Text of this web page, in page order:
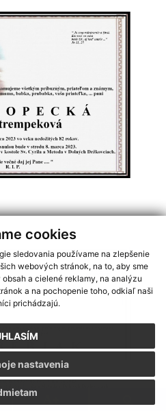
cookies
sledovania používame na zlepšenie
webových stránok, na to, aby sme
a cielené reklamy, na analýzu
a na pochopenie toho, odkiaľ naši
prichádzajú.
nastavenia